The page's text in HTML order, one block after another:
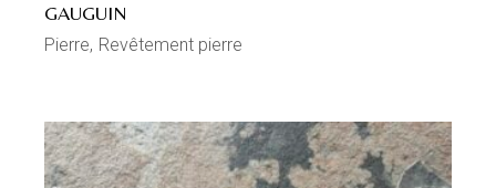
GAUGUIN
Pierre Revêtement pierre